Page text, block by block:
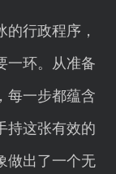
行政程序，
一环。从准备
每一步都蕴含
持这张有效的
做出了一个无